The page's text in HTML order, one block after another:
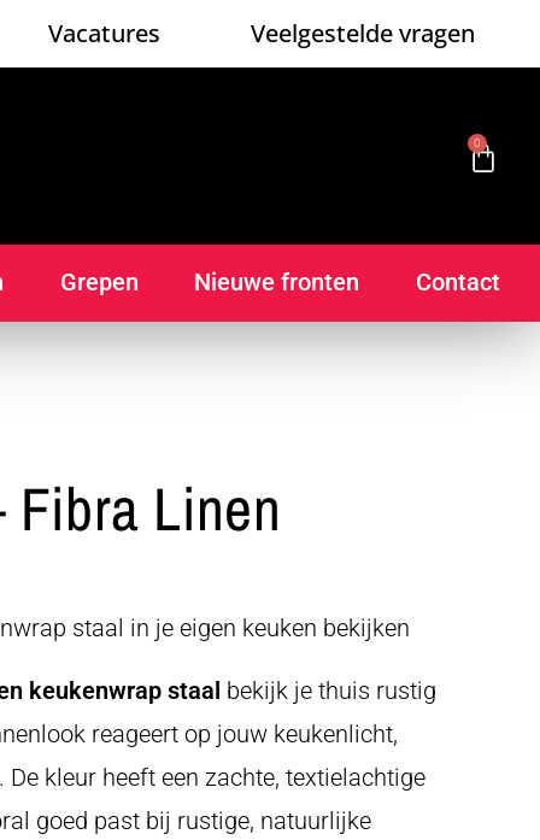
Vacatures Veelgestelde vragen
0
Grepen Nieuwe fronten Contact
Fibra Linen
staal in je eigen keuken bekijken
keukenwrap staal bekijk je thuis rustig
reageert op jouw keukenlicht,
De kleur heeft een zachte, textielachtige
goed past bij rustige, natuurlijke